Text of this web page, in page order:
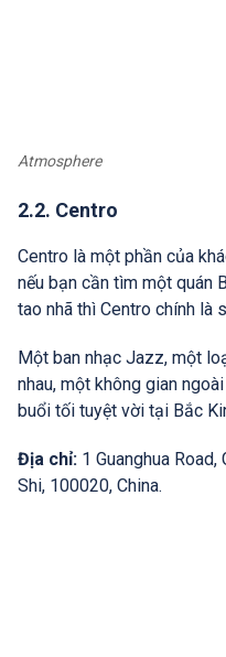
Atmosphere
2.2. Centro
Centro là một phần của
nếu bạn cần tìm một quán
tao nhã thì Centro chính là
Một ban nhạc Jazz, một
nhau, một không gian
buổi tối tuyệt vời tại Bắc
Địa chỉ: 1 Guanghua
Shi, 100020, China.